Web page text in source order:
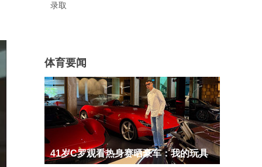
录取
体育要闻
41岁C罗观看热身赛晒豪车：我的玩具